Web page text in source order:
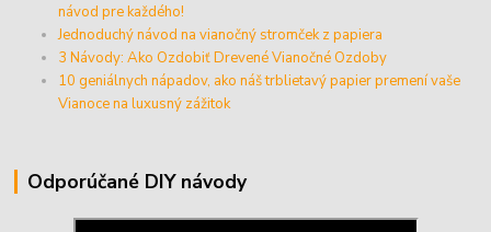
návod pre každého!
Jednoduchý návod na vianočný stromček z papiera
3 Návody: Ako Ozdobiť Drevené Vianočné Ozdoby
10 geniálnych nápadov, ako náš trblietavý papier premení vaše
Vianoce na luxusný zážitok
Odporúčané DIY návody